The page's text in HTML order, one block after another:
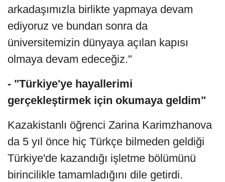
arkadaşımızla birlikte yapmaya devam
ediyoruz ve bundan sonra da
üniversitemizin dünyaya açılan kapısı
olmaya devam edeceğiz."
- "Türkiye'ye hayallerimi
gerçekleştirmek için okumaya geldim"
Kazakistanlı öğrenci Zarina Karimzhanova
da 5 yıl önce hiç Türkçe bilmeden geldiği
Türkiye'de kazandığı işletme bölümünü
birincilikle tamamladığını dile getirdi.